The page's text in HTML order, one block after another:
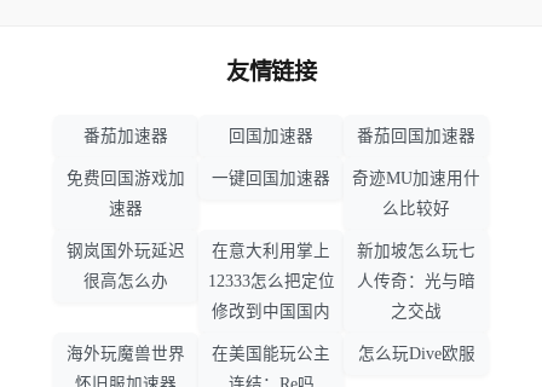
友情链接
番茄加速器 回国加速器 番茄回国加速器
免费回国游戏加
速器
一键回国加速器
奇迹MU加速用什
么比较好
钢岚国外玩延迟
很高怎么办
在意大利用掌上
12333怎么把定位
修改到中国国内
新加坡怎么玩七
人传奇：光与暗
之交战
海外玩魔兽世界
在美国能玩公主
怎么玩Dive欧服